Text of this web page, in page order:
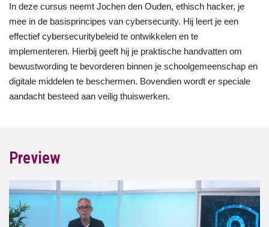
In deze cursus neemt Jochen den Ouden, ethisch hacker, je
mee in de basisprincipes van cybersecurity. Hij leert je een
effectief cybersecuritybeleid te ontwikkelen en te
implementeren. Hierbij geeft hij je praktische handvatten om
bewustwording te bevorderen binnen je schoolgemeenschap en
digitale middelen te beschermen. Bovendien wordt er speciale
aandacht besteed aan veilig thuiswerken.
Preview